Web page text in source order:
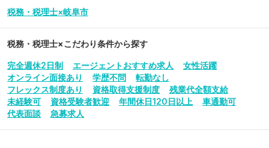
税務・税理士×岐阜市
税務・税理士×こだわり条件から探す
完全週休2日制 エージェントおすすめ求人
女性活躍
オンライン面接あり
学歴不問
転勤なし
フレックス制度あり
資格取得支援制度
残業代全額支給
未経験可
資格受験者歓迎 年間休日120日以上
車通勤可
代表面談
急募求人